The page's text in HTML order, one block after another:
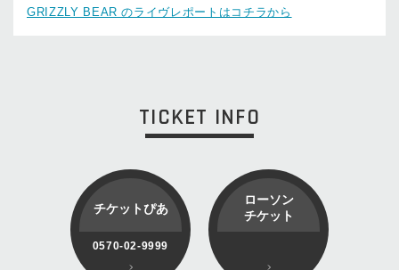
GRIZZLY BEAR のライヴレポートはコチラから
TICKET INFO
チケットぴあ
0570-02-9999
ローソン
チケット